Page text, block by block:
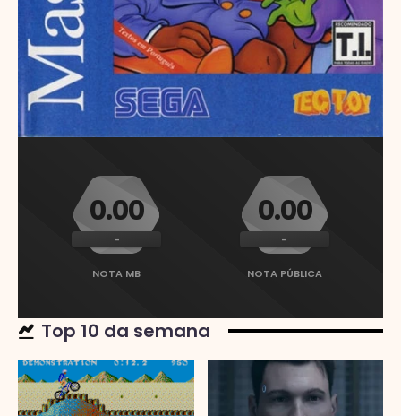
0.00
-
NOTA MB
0.00
-
NOTA PÚBLICA
Top 10 da semana